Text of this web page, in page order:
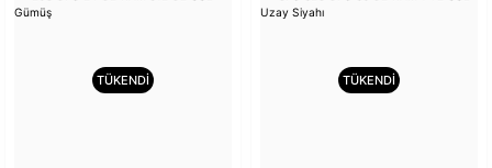
TÜKENDİ TÜKENDİ